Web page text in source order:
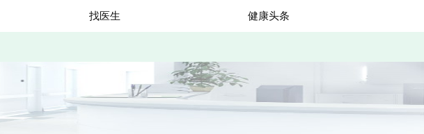
找医生 健康头条